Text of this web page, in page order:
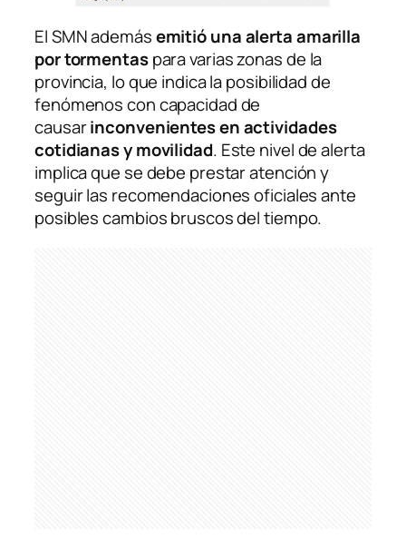
El SMN ademásemitió una alerta amarilla
por tormentaspara varias zonas de la
provincia, lo que indica la posibilidad de
fenómenos con capacidad de
causarinconvenientes en actividades
cotidianas y movilidad. Este nivel de alerta
implica que se debe prestar atención y
seguir las recomendaciones oficiales ante
posibles cambios bruscos del tiempo.